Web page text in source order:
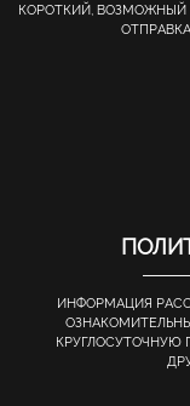
КОРОТКИЙ, ВОЗМОЖНЫЙ
ИНФОРМАЦИЯ
КРУГЛОСУТОЧНУЮ